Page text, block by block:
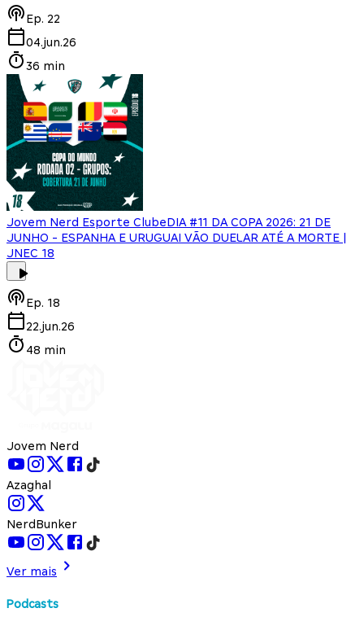
Ep. 22
04.jun.26
36 min
Jovem Nerd Esporte ClubeDIA #11 DA COPA 2026: 21 DE
JUNHO - ESPANHA E URUGUAI VÃO DUELAR ATÉ A MORTE |
JNEC 18
Ep. 18
22.jun.26
48 min
Jovem Nerd
Azaghal
NerdBunker
Ver mais
Podcasts